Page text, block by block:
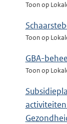
Toon op
Toon op
GBA-
Toon op